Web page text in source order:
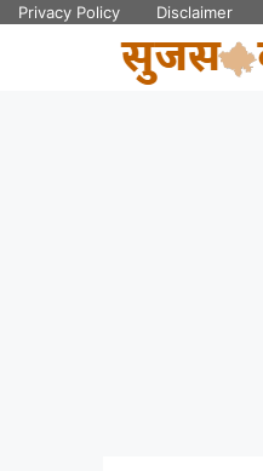
SkipPrivacy Policy Disclaimer